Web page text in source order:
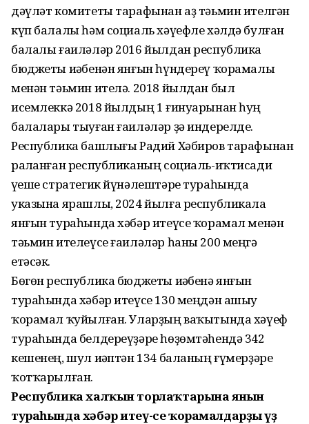
дәүләт комитеты тарафынан аҙ тәьмин ителгән
күп балалы һәм социаль хәүефле хәлдә булған
балалы ғаиләләр 2016 йылдан республика
бюджеты иҫәбенән янғын һүндереү ҡорамалы
менән тәьмин ителә. 2018 йылдан был
исемлеккә 2018 йылдың 1 ғинуарынан һуң
балалары тыуған ғаиләләр ҙә индерелде.
Республика башлығы Радий Хәбиров тарафынан
раҫланған республиканың социаль-иҡтисади
үҫеше стратегик йүнәлештәре тураһында
указына ярашлы, 2024 йылға республикала
янғын тураһында хәбәр итеүсе ҡорамал менән
тәьмин ителеүсе ғаиләләр һаны 200 меңгә
етәсәк.
Бөгөн республика бюджеты иҫәбенә янғын
тураһында хәбәр итеүсе 130 меңдән ашыу
ҡорамал ҡуйылған. Уларҙың ваҡытында хәүеф
тураһында белдереүҙәре һөҙөмтәһендә 342
кешенең, шул иҫәптән 134 баланың ғүмерҙәре
ҡотҡарылған.
Республика халҡын торлаҡтарына янғын
тураһында хәбәр итеү-се ҡорамалдарҙы үҙ